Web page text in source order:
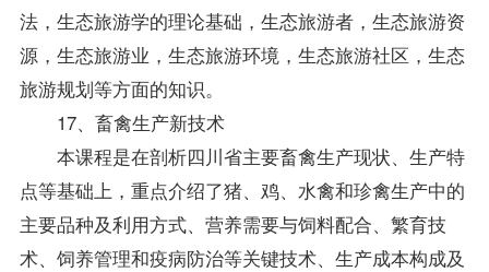
法，生态旅游学的理论基础，生态旅游者，生态旅游资
源，生态旅游业，生态旅游环境，生态旅游社区，生态
旅游规划等方面的知识。
17、畜禽生产新技术
本课程是在剖析四川省主要畜禽生产现状、生产特
点等基础上，重点介绍了猪、鸡、水禽和珍禽生产中的
主要品种及利用方式、营养需要与饲料配合、繁育技
术、饲养管理和疫病防治等关键技术、生产成本构成及